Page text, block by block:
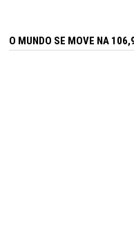
O MUNDO SE MOVE NA